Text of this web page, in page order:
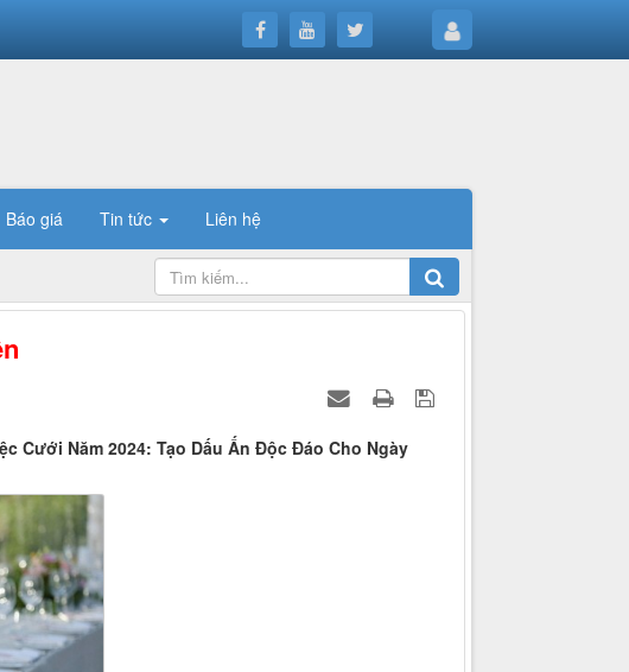
Báo giá Tin tức Liên hệ
Cưới Năm 2024: Tạo Dấu Ấn Độc Đáo Cho Ngày